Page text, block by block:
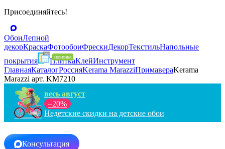
Присоединяйтесь!
ОбоиЛепной
декорКраскаФотообоиФрескиДекорТекстильНапольные
покрытия
ПлиткаКлейИнструмент
ГлавнаяКаталогРоссияKerama MarazziПримавераKerama
Marazzi арт. KM7210
весь август
–20%
Недетские скидки на детские обои
Консультация